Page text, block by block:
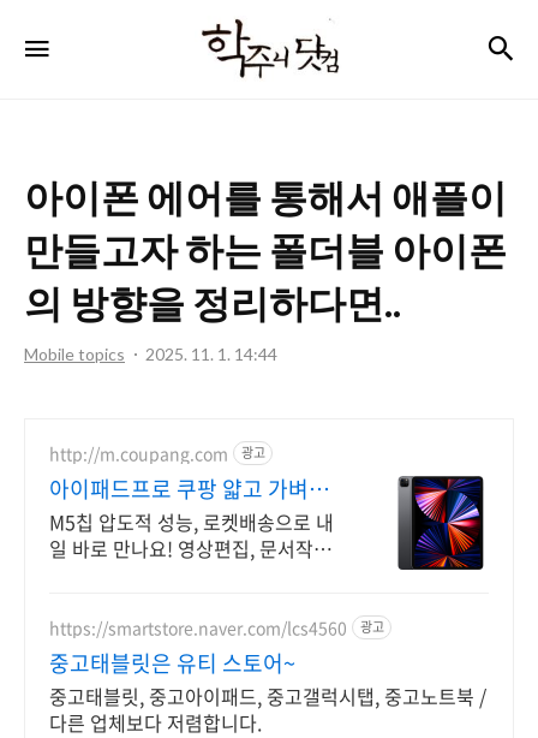
주
컴
아이폰 에어를 통해서 애플이
만들고자 하는 폴더블 아이폰
의 방향을 정리하다면..
Mobile topics 2025. 11. 1. 14:44
http://m.coupang.com 광고
아이패드프로 쿠팡 얇고 가벼운
휴대성
M5칩 압도적 성능, 로켓배송으로 내
일 바로 만나요! 영상편집, 문서작업
https://smartstore.naver.com/lcs4560 광고
중고태블릿은 유티 스토어~
중고태블릿, 중고아이패드, 중고갤럭시탭, 중고노트북 /
다른 업체보다 저렴합니다.